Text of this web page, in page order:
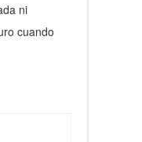
ni
cuando